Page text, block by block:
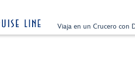
Viaja en un Crucero con